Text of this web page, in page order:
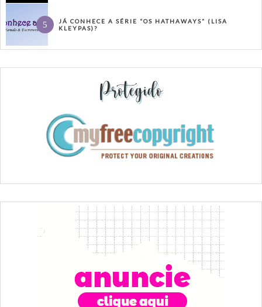
JÁ CONHECE A SÉRIE “OS HATHAWAYS” (LISA
KLEYPAS)?
Protegido